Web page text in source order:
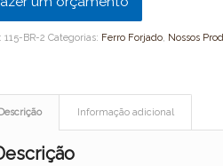
115-BR-2 Categorias: Ferro Forjado, Nossos
Informação adicional